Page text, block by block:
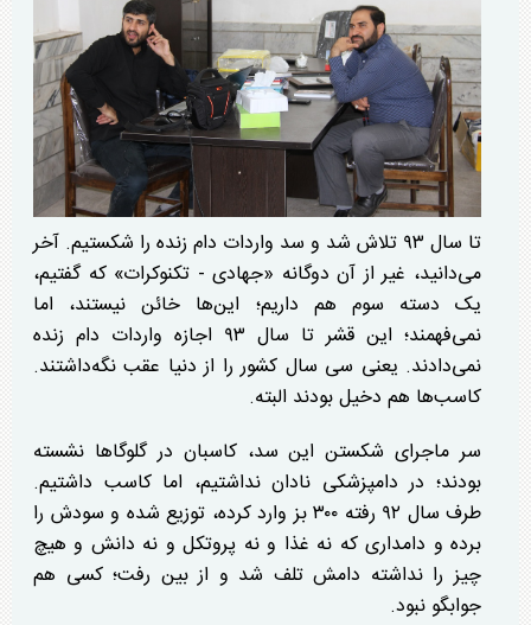
تا سال ۹۳ تلاش شد و سد واردات دام زنده را شکستیم. آخر
می‌دانید، غیر از آن دوگانه «جهادی - تکنوکرات» که گفتیم،
یک دسته سوم هم داریم؛ این‌ها خائن نیستند، اما
نمی‌فهمند؛ این قشر تا سال ۹۳ اجازه واردات دام زنده
نمی‌دادند. یعنی سی سال کشور را از دنیا عقب نگه‌داشتند.
کاسب‌ها هم دخیل بودند البته.
سر ماجرای شکستن این سد، کاسبان در گلوگا‌ها نشسته
بودند؛ در دامپزشکی نادان نداشتیم، اما کاسب داشتیم.
طرف سال ۹۲ رفته ۳۰۰ بز وارد کرده، توزیع شده و سودش را
برده و دامداری که نه غذا و نه پروتکل و نه دانش و هیچ
چیز را نداشته دامش تلف شد و از بین رفت؛ کسی هم
جوابگو نبود.